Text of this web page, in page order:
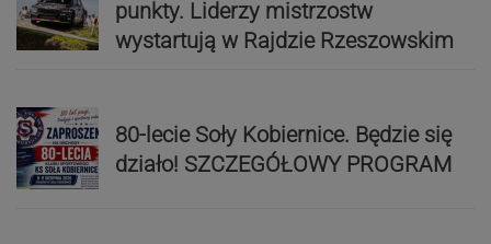
punkty. Liderzy mistrzostw
wystartują w Rajdzie Rzeszowskim
80-lecie Soły Kobiernice. Będzie się
działo! SZCZEGÓŁOWY PROGRAM